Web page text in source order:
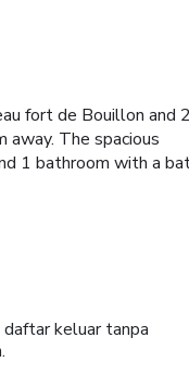
fort de Bouillon and
away. The spacious
1 bathroom with a
keluar tanpa